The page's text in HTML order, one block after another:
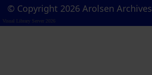
© Copyright 2026 Arolsen Archives
Visual Library Server 2026